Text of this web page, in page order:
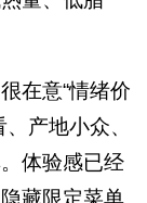
在意“情绪价
产地小众、
体验感已经
藏限定菜单